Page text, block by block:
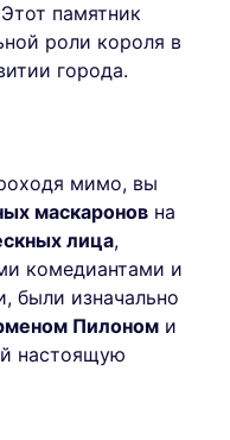
памятник
роли короля в
города.
мимо, вы
маскаронов на
лица,
комедиантами и
были изначально
Пилоном и
настоящую